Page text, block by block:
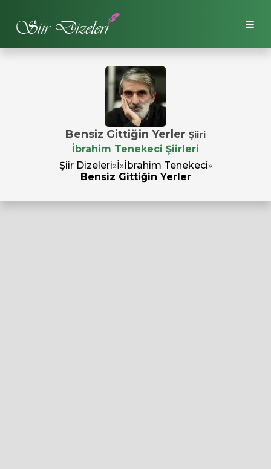
Bensiz Gittiğin Yerler Şiiri
İbrahim Tenekeci Şiirleri
Şiir Dizeleri»İ»İbrahim Tenekeci»
Bensiz Gittiğin Yerler